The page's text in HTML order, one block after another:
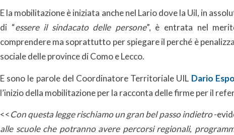
E la mobilitazione è iniziata anche nel Lario dove la Uil, in
di “essere il sindacato delle persone”, è entrata nel
comprendere ma soprattutto per spiegare il perché è
sociale delle province di Como e Lecco.
E sono le parole del Coordinatore Territoriale UIL Dario
l’inizio della mobilitazione per la racconta delle firme per il
<<Con questa legge rischiamo un gran bel passo indietro-
alle scuole che potranno avere percorsi regionali,